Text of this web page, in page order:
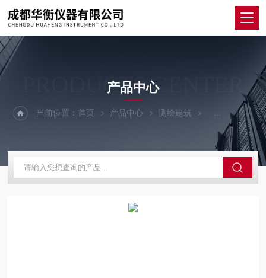
PRODUCTS CENTER
产品中心
当前位置：首页 产品中心 测绘建筑 钢筋扫描仪